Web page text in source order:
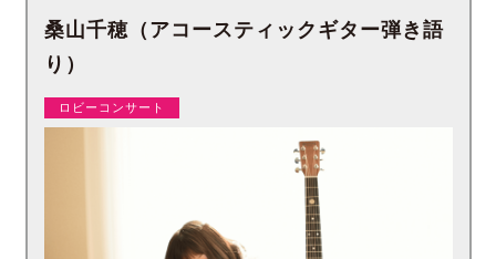
桑山千穂（アコースティックギター弾き語
り）
ロビーコンサート